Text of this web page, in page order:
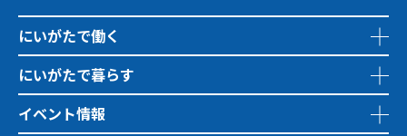
にいがたで働く
にいがたで暮らす
イベント情報